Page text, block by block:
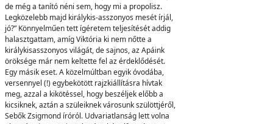
de még a tanító néni sem, hogy mi a propolisz.
Legközelebb majd királykis-asszonyos mesét írjál,
jó?” Könnyelműen tett ígéretem teljesítését addig
halasztgattam, amíg Viktória ki nem nőtte a
királykisasszonyos világát, de sajnos, az Apáink
öröksége már nem keltette fel az érdeklődését.
Egy másik eset. A közelmúltban egyik óvodába,
versennyel (!) egybekötött rajzkiállításra hívtak
meg, azzal a kikötéssel, hogy beszéljek előbb a
kicsiknek, aztán a szüleiknek városunk szülöttjéről,
Sebők Zsigmond íróról. Udvariatlanság lett volna